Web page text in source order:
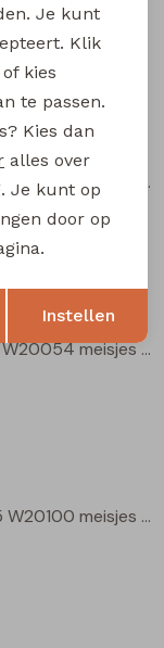
3310800 W20053 meisjes rok kort Bordeaux
3310801 W20054 meisjes rok kort Bordeaux
3310805 W20100 meisjes rok kort Marine
Je kunt
Klik
kies
te passen.
Kies dan
alles over
Je kunt op
door op
Instellen